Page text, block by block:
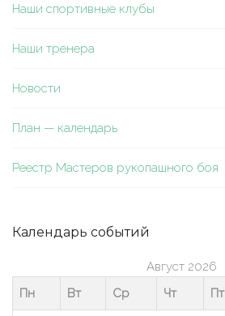
Наши спортивные клубы
Наши тренера
Новости
План — календарь
Реестр Мастеров рукопашного боя
Календарь событий
Август 2026
Пн
Вт Ср Чт Пт